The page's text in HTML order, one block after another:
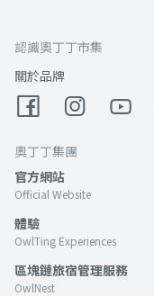
認識奧丁丁市集
關於品牌
奧丁丁集團
官方網站
Official Website
體驗
OwlTing Experiences
區塊鏈旅宿管理服務
OwlNest